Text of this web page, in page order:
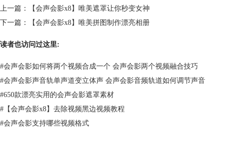
上一篇：
【会声会影x8】唯美遮罩让你秒变女神
下一篇：
【会声会影x8】唯美拼图制作漂亮相册
读者也访问过这里:
#会声会影如何将两个视频合成一个 会声会影两个视频融合技巧
#会声会影声音轨单声道变立体声 会声会影音频轨道如何调节声音
#650款漂亮实用的会声会影遮罩素材
# 【会声会影x8】去除视频黑边视频教程
#会声会影支持哪些视频格式